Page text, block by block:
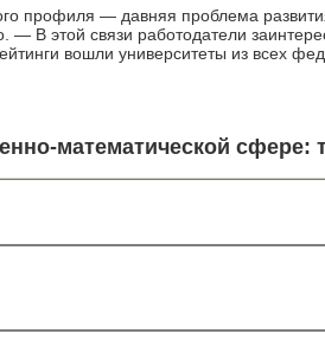
профиля — давняя проблема
В этой связи работодатели
вошли университеты из всех
математической сфере: